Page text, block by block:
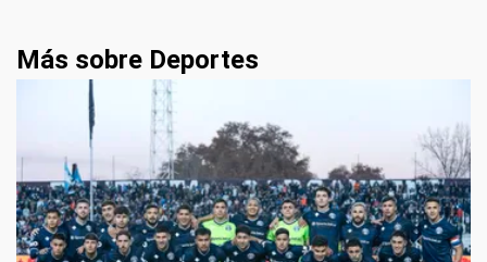
Más sobre Deportes